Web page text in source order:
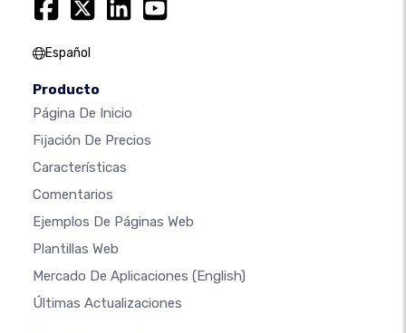
Español
Producto
Página De Inicio
Fijación De Precios
Características
Comentarios
Ejemplos De Páginas Web
Plantillas Web
Mercado De Aplicaciones (English)
Últimas Actualizaciones